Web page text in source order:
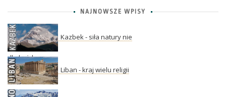
NAJNOWSZE WPISY
Kazbek - siła natury nie
dla każdego
Liban - kraj wielu religii